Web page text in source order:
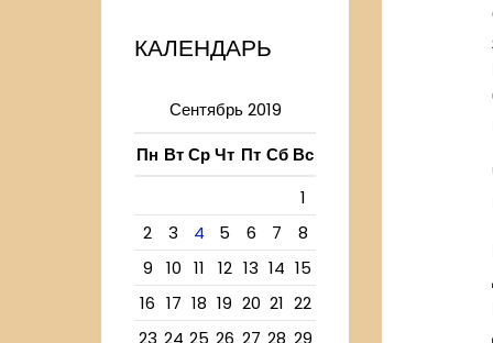
КАЛЕНДАРЬ
Сентябрь 2019
Пн Вт Ср Чт Пт Сб Вс
1
2
3 4 5 6 7
8
9
10 11 12 13 14 15
16 17 18 19 20 21 22